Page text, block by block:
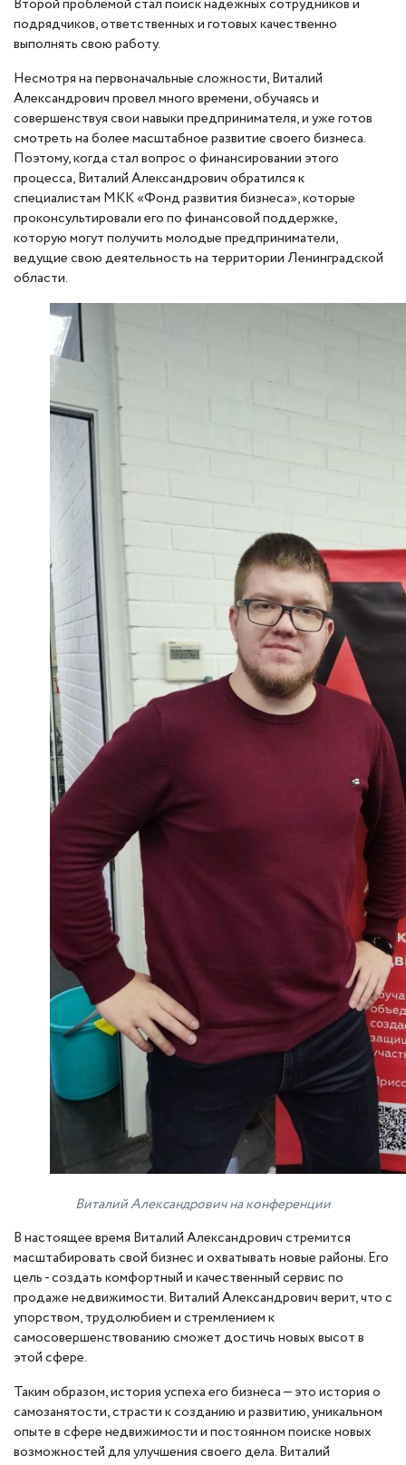
подрядчиков, ответственных и готовых качественно
выполнять свою работу.
Несмотря на первоначальные сложности, Виталий
Александрович провел много времени, обучаясь и
совершенствуя свои навыки предпринимателя, и уже готов
смотреть на более масштабное развитие своего бизнеса.
Поэтому, когда стал вопрос о финансировании этого
процесса, Виталий Александрович обратился к
специалистам МКК «Фонд развития бизнеса», которые
проконсультировали его по финансовой поддержке,
которую могут получить молодые предприниматели,
ведущие свою деятельность на территории Ленинградской
области.
Виталий Александрович на конференции
В настоящее время Виталий Александрович стремится
масштабировать свой бизнес и охватывать новые районы. Его
цель - создать комфортный и качественный сервис по
продаже недвижимости. Виталий Александрович верит, что с
упорством, трудолюбием и стремлением к
самосовершенствованию сможет достичь новых высот в
этой сфере.
Таким образом, история успеха его бизнеса — это история о
самозанятости, страсти к созданию и развитию, уникальном
опыте в сфере недвижимости и постоянном поиске новых
возможностей для улучшения своего дела. Виталий